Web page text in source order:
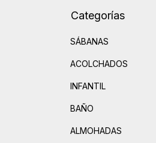
Categorías
SÁBANAS
ACOLCHADOS
INFANTIL
BAÑO
ALMOHADAS